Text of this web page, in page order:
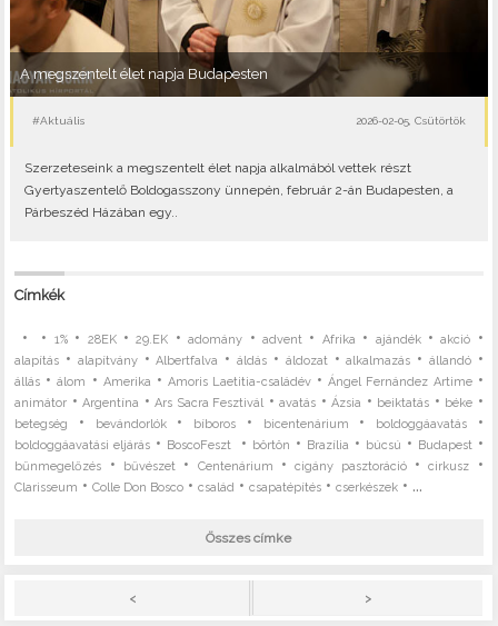
A megszentelt élet napja Budapesten
#Aktuális 2026-02-05, Csütörtök
Szerzeteseink a megszentelt élet napja alkalmából vettek részt
Gyertyaszentelő Boldogasszony ünnepén, február 2-án Budapesten, a
Párbeszéd Házában egy..
Címkék
• • 1%• 28EK•29.EK •adomány •advent • Afrika • ajándék•akció •
alapítás • alapítvány•Albertfalva •áldás • áldozat •alkalmazás • állandó•
állás •álom • Amerika • Amoris Laetitia-családév •Ángel Fernández Artime•
animátor •Argentína •Ars Sacra Fesztivál •avatás •Ázsia • beiktatás • béke •
betegség • bevándorlók• bíboros • bicentenárium • boldoggáavatás•
boldoggáavatási eljárás • BoscoFeszt • börtön • Brazília • búcsú • Budapest •
bűnmegelőzés • bűvészet • Centenárium •cigány pasztoráció•cirkusz •
Clarisseum •Colle Don Bosco •család •csapatépítés •cserkészek • ...
Összes címke
< >